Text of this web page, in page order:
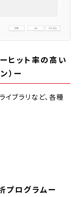
ヒット率の高い
）ー
ブラリなど、各種
ログラムー